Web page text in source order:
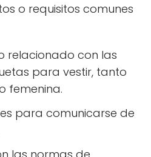
o requisitos comunes
relacionado con las
para vestir, tanto
femenina.
para comunicarse de